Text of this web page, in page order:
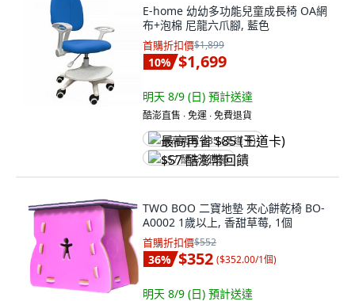
E-home 幼幼多功能兒童成長椅 OA網
布+泡棉 尼龍六爪腳, 藍色
首購折扣價$1,899
10% $1,699
明天 8/9 (日) 預計送達
酷澎直售 ∙ 免運 ∙ 免費退貨
最高再省 $85 (王道卡)
$57 酷澎幣回饋
TWO BOO 二寶地墊 夾心餅乾椅 BO-
A0002 1歲以上, 香甜草莓, 1個
首購折扣價$552
36% $352 ($352.00/1個)
明天 8/9 (日) 預計送達